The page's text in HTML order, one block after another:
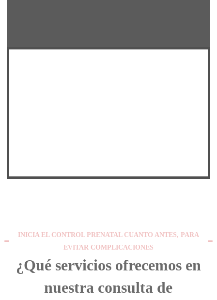
INICIA EL CONTROL PRENATAL CUANTO ANTES, PARA
EVITAR COMPLICACIONES
¿Qué servicios ofrecemos en
nuestra consulta de